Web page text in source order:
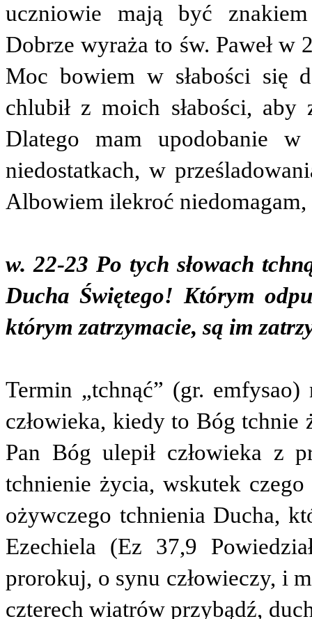
uczniowie mają być znakiem
Dobrze wyraża to św. Paweł
Moc bowiem w słabości się
chlubił z moich słabości, aby
Dlatego mam upodobanie
niedostatkach, w
Albowiem ilekroć
w. 22-23 Po tych słowach
Ducha Świętego! Którym
którym zatrzymacie, są im
Termin „tchnąć” (gr.
człowieka, kiedy to Bóg
Pan Bóg ulepił człowieka z
tchnienie życia, wskutek
ożywczego tchnienia Ducha,
Ezechiela (Ez 37,9
prorokuj, o synu człowieczy, i
czterech wiatrów przybądź,